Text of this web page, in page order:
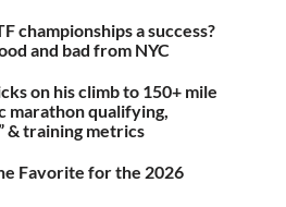
championships a success?
and bad from NYC
on his climb to 150+ mile
marathon qualifying,
& training metrics
Favorite for the 2026